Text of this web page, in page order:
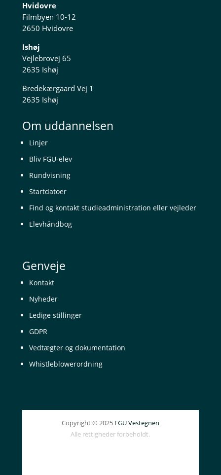
Hvidovre
Filmbyen 10-12
2650 Hvidovre
Ishøj
Vejlebrovej 65
2635 Ishøj
Bredekærgaard Vej 1
2635 Ishøj
Om uddannelsen
Linjer
Bliv FGU-elev
Rundvisning
Startdatoer
Find og kontakt studieadministration eller vejleder
Elevhåndbog
Genveje
Kontakt
Nyheder
Ledige stillinger
GDPR
Vedtægter og dokumentation
Whistleblowerordning
Copyright © 2025 FGU Vestegnen
Alle rettigheder forbeholdt.